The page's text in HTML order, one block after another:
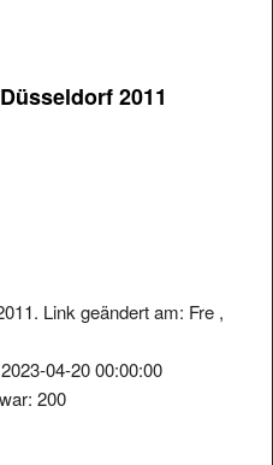
2011
Link geändert am: Fre ,
04-20 00:00:00
200